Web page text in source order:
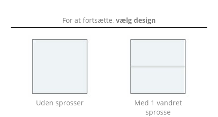
For at fortsætte, vælg design
Uden sprosser
Med 1 vandret
sprosse